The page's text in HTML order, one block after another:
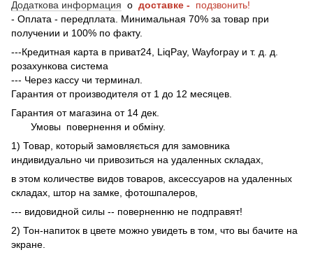
Додаткова информация о доставке - подзвонить!
- Оплата - передплата. Минимальная 70% за товар при
получении и 100% по факту.
---Кредитная карта в приват24, LiqPay, Wayforpay и т. д. д.
розахункова система
--- Через кассу чи терминал.
Гарантия от производителя от 1 до 12 месяцев.
Гарантия от магазина от 14 дек.
Умовы повернення и обміну.
1) Товар, который замовляється для замовника
индивидуально чи привозиться на удаленных складах,
в этом количестве видов товаров, аксессуаров на удаленных
складах, штор на замке, фотошпалеров,
--- видовидной силы -- поверненню не подправят!
2) Тон-напиток в цвете можно увидеть в том, что вы бачите на
экране.